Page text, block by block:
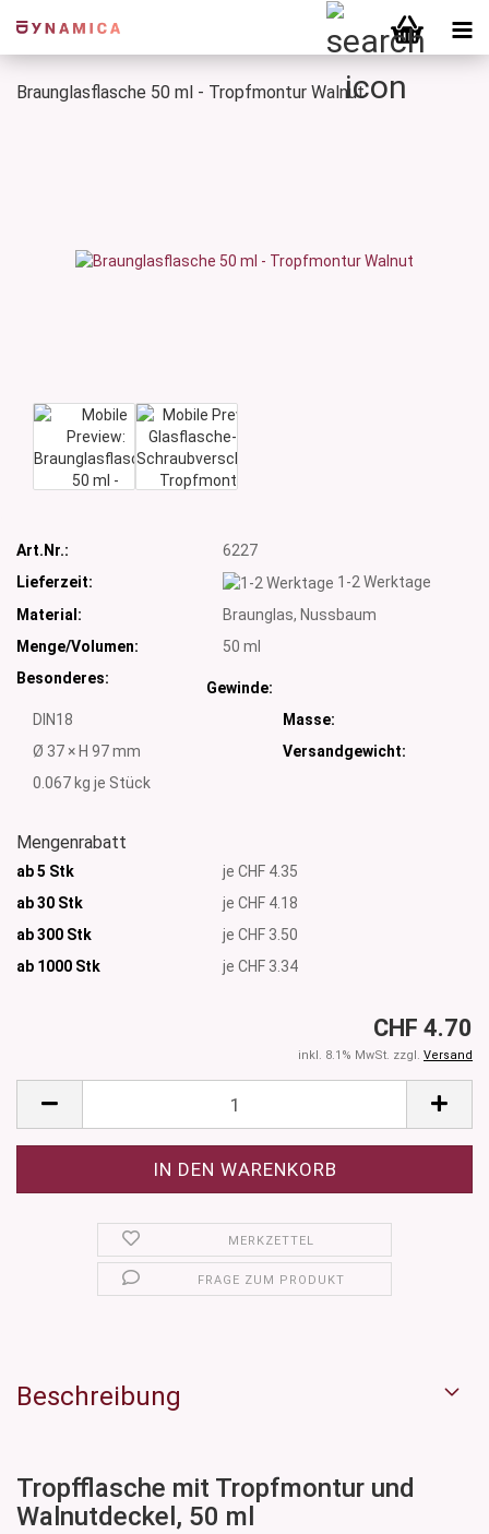
Braunglasflasche 50 ml - Tropfmontur Walnut
Art.Nr.:
6227
Lieferzeit:
1-2 Werktage
Material:
Braunglas, Nussbaum
Menge/Volumen:
50 ml
Besonderes:
Gewinde:
DIN18
Masse:
Ø 37 × H 97 mm
Versandgewicht:
0.067 kg je Stück
Mengenrabatt
ab 5 Stk
je CHF 4.35
ab 30 Stk
je CHF 4.18
ab 300 Stk
je CHF 3.50
ab 1000 Stk je CHF 3.34
CHF 4.70
inkl. 8.1% MwSt. zzgl. Versand
MERKZETTEL
FRAGE ZUM PRODUKT
Beschreibung
Tropfflasche mit Tropfmontur und
Walnutdeckel, 50 ml